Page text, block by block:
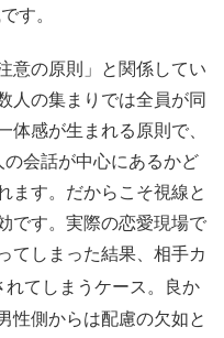
す。
意の原則」と関係してい
人の集まりでは全員が同
体感が生まれる原則で、
会話が中心にあるかど
ます。だからこそ視線と
です。実際の恋愛現場で
てしまった結果、相手カ
れてしまうケース。良か
性側からは配慮の欠如と